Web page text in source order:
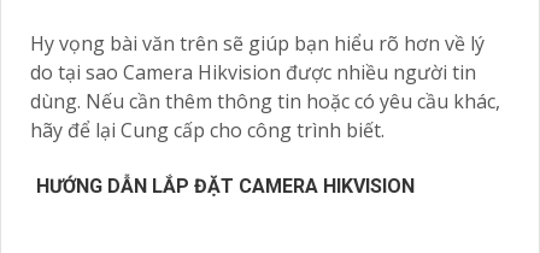
Hy vọng bài văn trên sẽ giúp bạn hiểu rõ hơn về lý
do tại sao Camera Hikvision được nhiều người tin
dùng. Nếu cần thêm thông tin hoặc có yêu cầu khác,
hãy để lại Cung cấp cho công trình biết.
HƯỚNG DẪN LẮP ĐẶT CAMERA HIKVISION